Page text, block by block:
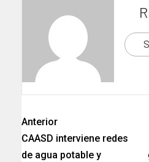
Anterior
CAASD interviene redes
de agua potable y